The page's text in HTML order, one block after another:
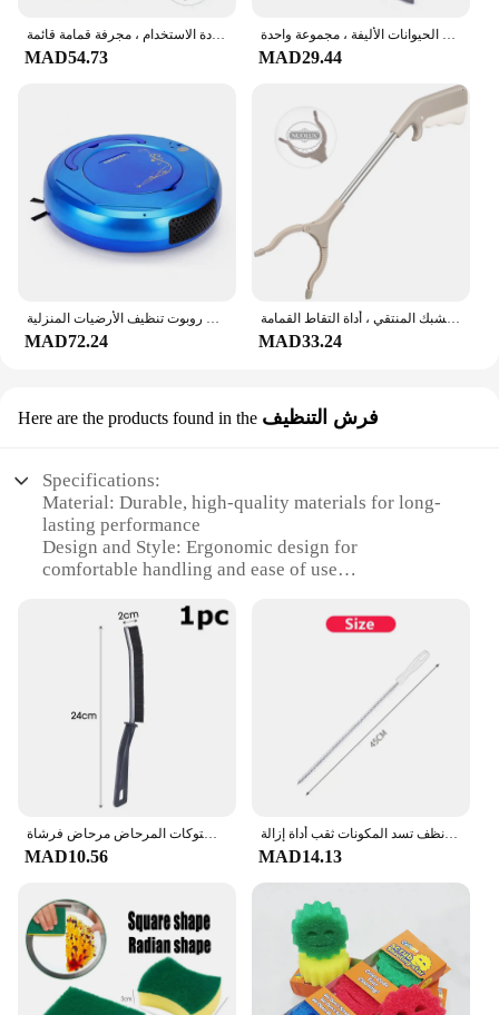
مقلاة غبار بلاستيكية قائمة ، مقبض خشبي طويل ، مقلاة غبار تنظيف منزلية قابلة لإعادة الاستخدام ، مجرفة قمامة قائمة
MAD54.73
مجموعة مكنسة ومكنسة للمطبخ ، أدوات تنظيف الأرضيات المنزلية ، الأرضيات الخشبية ، شعر الحيوانات الأليفة ، مجموعة واحدة
MAD29.44
مكنسة كهربائية منزلية ذكية قابلة للشحن السيارات الجافة ممسحة رطبة مكانس كهربائية للكنس الأنظف روبوت تنظيف الأرضيات المنزلية
MAD72.24
كماشة التقاط القمامة ، أداة المنتزع ، موسع القابض ، أداة يدوية ، مداخل القمامة ، مشبك المنتقي ، أداة التقاط القمامة
MAD33.24
Here are the products found in the فرش التنظيف
Specifications:
Material: Durable, high-quality materials for long-
lasting performance
Design and Style: Ergonomic design for
comfortable handling and ease of use
tasks, from dusting to scrubbing
Performance and Property: Designed for efficient
cleaning with minimal effort
Parts and Accessories: Comes with essential tools
for a comprehensive cleaning experience
Applicable People: Suitable for individuals and
families looking for reliable household tools
Features:
|Wholesale|Vendors|
**Versatile Cleaning Solutions**
The Household Tools set is a comprehensive
collection of essential cleaning tools designed to
tackle a variety of household chores with ease.
Whether you're dusting the shelves, scrubbing the
floors, or cleaning the windows, this set has got you
فرشاة تنظيف لزوايا التماس الدقيقة أدوات تنظيف نافذة الأخدود بلاط الحمام المطبخ المفاصل فرشاة ستوكات المرحاض مرحاض فرشاة
MAD10.56
فرشاة تجريف الأنابيب طويلة نظيفة المطبخ الحمام الشعر المجاري بالوعة تنظيف استنزاف الأنابيب مرنة الأنظف تسد المكونات ثقب أداة إزالة
MAD14.13